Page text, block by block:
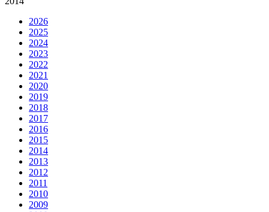
2026
2025
2024
2023
2022
2021
2020
2019
2018
2017
2016
2015
2014
2013
2012
2011
2010
2009